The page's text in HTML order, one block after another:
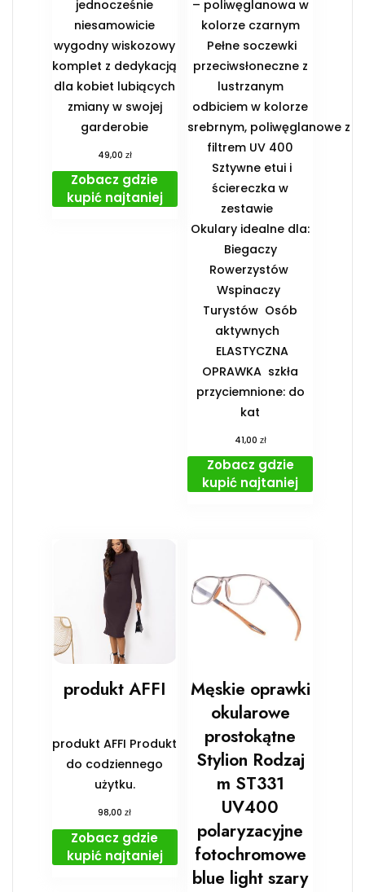
jednocześnie
niesamowicie
wygodny wiskozowy
komplet z dedykacją
dla kobiet lubiących
zmiany w swojej
garderobie
49,00 zł
Zobacz gdzie
kupić najtaniej
– poliwęglanowa w
kolorze czarnym
Pełne soczewki
przeciwsłoneczne z
lustrzanym
odbiciem w kolorze
srebrnym, poliwęglanowe z
filtrem UV 400
Sztywne etui i
ściereczka w
zestawie
️Okulary idealne dla:
️ Biegaczy ️
Rowerzystów ️
Wspinaczy ️
Turystów ️ Osób
aktywnych
️ ELASTYCZNA
OPRAWKA ️ szkła
przyciemnione: do
kat
41,00 zł
Zobacz gdzie
kupić najtaniej
produkt AFFI
produkt AFFI Produkt
do codziennego
użytku.
98,00zł
Zobacz gdzie
kupić najtaniej
Męskie oprawki
okularowe
prostokątne
Stylion Rodzaj
m ST331
UV400
polaryzacyjne
fotochromowe
blue light szary